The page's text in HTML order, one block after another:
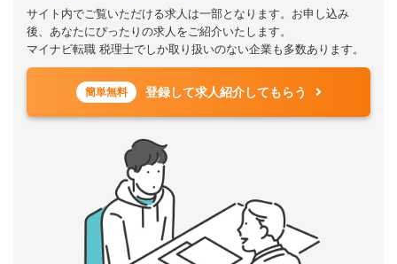
サイト内でご覧いただける求人は一部となります。お申し込み
後、あなたにぴったりの求人をご紹介いたします。
マイナビ転職 税理士でしか取り扱いのない企業も多数あります。
簡単無料 登録して求人紹介してもらう